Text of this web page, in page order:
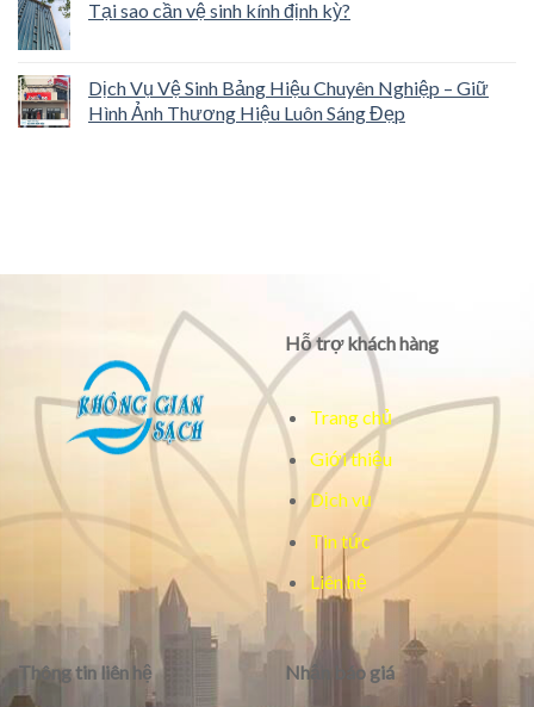
Tại sao cần vệ sinh kính định kỳ?
Dịch Vụ Vệ Sinh Bảng Hiệu Chuyên Nghiệp – Giữ
Hình Ảnh Thương Hiệu Luôn Sáng Đẹp
Hỗ trợ khách hàng
Trang chủ
Giới thiệu
Dịch vụ
Tin tức
Liên hệ
Thông tin liên hệ Nhận báo giá